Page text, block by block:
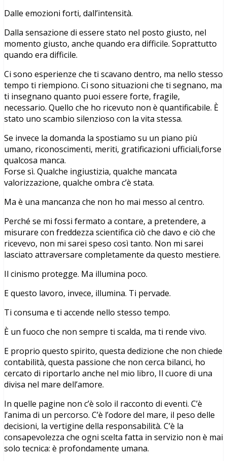
Dalle emozioni forti, dall’intensità.
Dalla sensazione di essere stato nel posto giusto, nel
momento giusto, anche quando era difficile. Soprattutto
quando era difficile.
Ci sono esperienze che ti scavano dentro, ma nello stesso
tempo ti riempiono. Ci sono situazioni che ti segnano, ma
ti insegnano quanto puoi essere forte, fragile,
necessario. Quello che ho ricevuto non è quantificabile. È
stato uno scambio silenzioso con la vita stessa.
Se invece la domanda la spostiamo su un piano più
umano, riconoscimenti, meriti, gratificazioni ufficiali,forse
qualcosa manca.
Forse sì. Qualche ingiustizia, qualche mancata
valorizzazione, qualche ombra c’è stata.
Ma è una mancanza che non ho mai messo al centro.
Perché se mi fossi fermato a contare, a pretendere, a
misurare con freddezza scientifica ciò che davo e ciò che
ricevevo, non mi sarei speso così tanto. Non mi sarei
lasciato attraversare completamente da questo mestiere.
Il cinismo protegge. Ma illumina poco.
E questo lavoro, invece, illumina. Ti pervade.
Ti consuma e ti accende nello stesso tempo.
È un fuoco che non sempre ti scalda, ma ti rende vivo.
E proprio questo spirito, questa dedizione che non chiede
contabilità, questa passione che non cerca bilanci, ho
cercato di riportarlo anche nel mio libro, Il cuore di una
divisa nel mare dell’amore.
In quelle pagine non c’è solo il racconto di eventi. C’è
l’anima di un percorso. C’è l’odore del mare, il peso delle
decisioni, la vertigine della responsabilità. C’è la
consapevolezza che ogni scelta fatta in servizio non è mai
solo tecnica: è profondamente umana.